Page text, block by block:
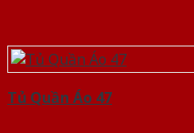
Tủ Quần Áo 47